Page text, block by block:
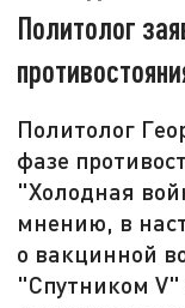
Политолог
Политолог
фазе
"Холодная
мнению, в
о вакцинной
"Спутником